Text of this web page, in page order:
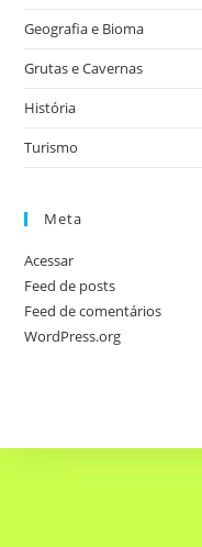
Geografia e Bioma
Grutas e Cavernas
História
Turismo
Meta
Acessar
Feed de posts
Feed de comentários
WordPress.org